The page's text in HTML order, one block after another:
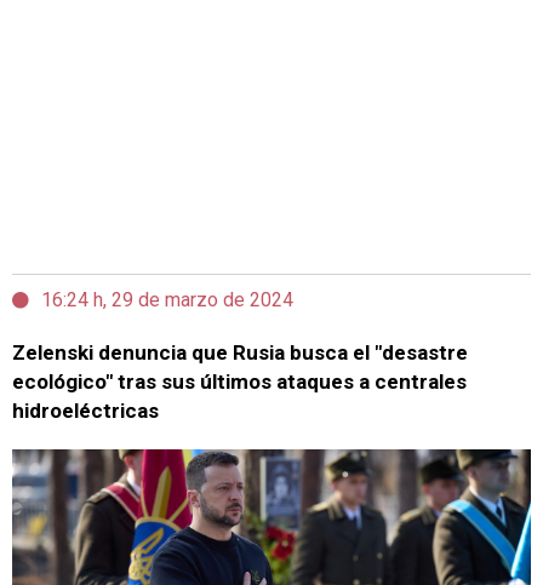
16:24 h, 29 de marzo de 2024
Zelenski denuncia que Rusia busca el "desastre
ecológico" tras sus últimos ataques a centrales
hidroeléctricas